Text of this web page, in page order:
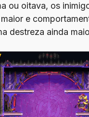
ou oitava, os
e
destreza ainda